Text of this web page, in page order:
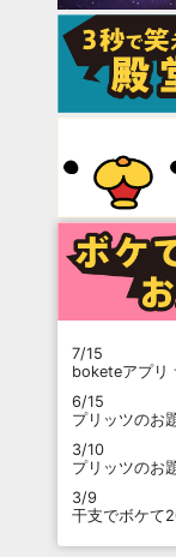
7/15
boketeアプリ
6/15
プリッツのお
3/10
プリッツのお
3/9
干支でボケて